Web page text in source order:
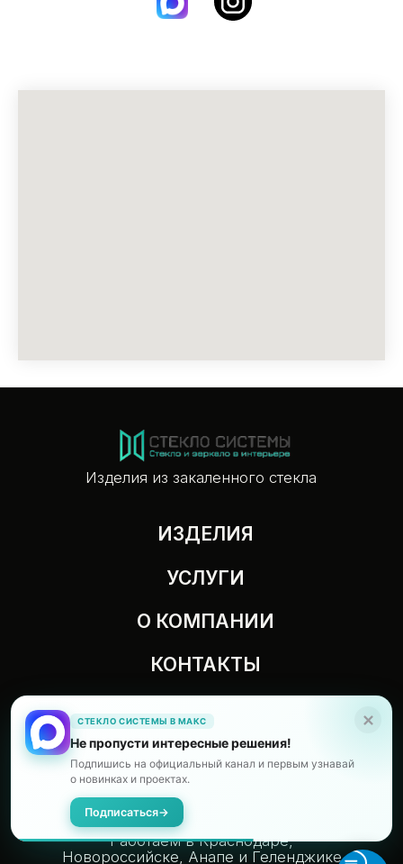
СТЕКЛО СИСТЕМЫ В МАКС
Не пропусти интересные решения!
Подпишись на официальный канал и первым узнавай
о новинках и проектах.
Подписаться→